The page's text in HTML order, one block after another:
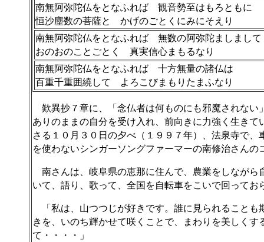
南無阿弥陀仏をとなふれば 観音勢至はもろともに
恒沙塵数の菩薩と かげのごとくにみにそえり
南無阿弥陀仏をとなふれば 無数の阿弥陀ましまし
おのおのことごとく 真実信心まもるなり
南無阿弥陀仏をとなふれば 十方無量の諸仏は
百重千重囲繞して よろこびまもりたまふなり
歎異抄７章に、「念仏者は何ものにも邪魔されな
ありのままの自分を受け入れ、前向きに力強く生き
さる１０月３０日の夕べ（１９９７年）、法泉寺で
を使わないシンガーソングファーマーの南修治さんの
南さんは、岐阜県の恵那に住んで、農業をしなが
いて、語り、歌って、全国を自転車をこいで回ってお
「私は、山つつじが好きです。誰に見られること
きを、いのち輝かせて咲くことで、まわりを美しく
て・・・・」